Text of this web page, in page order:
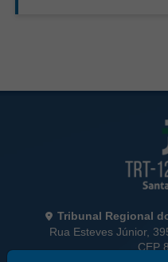
Informações de
Tribunal Regional
Rua Esteves Júnior,
CEP